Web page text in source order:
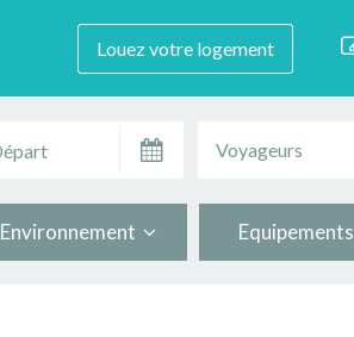
Louez votre logement
Voyageurs
Environnement Equipements